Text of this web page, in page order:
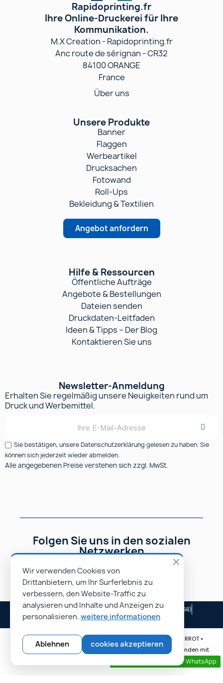
Rapidoprinting.fr
Ihre Online-Druckerei für Ihre
Kommunikation.
M.X Creation - Rapidoprinting.fr
Anc route de sérignan - CR32
84100 ORANGE
France
Über uns
Unsere Produkte
Banner
Flaggen
Werbeartikel
Drucksachen
Fotowand
Roll-Ups
Bekleidung & Textilien
Angebot anfordern
Hilfe & Ressourcen
Öffentliche Aufträge
Angebote & Bestellungen
Dateien senden
Druckdaten-Leitfaden
Ideen & Tipps – Der Blog
Kontaktieren Sie uns
Newsletter-Anmeldung
Erhalten Sie regelmäßig unsere Neuigkeiten rund um
Druck und Werbemittel.
Sie bestätigen, unsere Datenschutzerklärung gelesen zu haben. Sie
können sich jederzeit wieder abmelden.
Alle angegebenen Preise verstehen sich zzgl. MwSt.
Folgen Sie uns in den sozialen
Netzwerken
Impressum
Allgemeine Geschäftsbedingungen (AGB)
Unsere Partner
© Rapidoprinting.fr 2026 | Website erstellt von Monsieur PIERROT •
Spezialist für E-Commerce-Websites • Erreichen Sie mehr Kunden mit
Kontaktieren sie uns per WhatsApp
Wir verwenden Cookies von
Drittanbietern, um Ihr Surferlebnis zu
verbessern, den Website-Traffic zu
analysieren und Inhalte und Anzeigen zu
personalisieren. weitere informationen
cookies akzeptieren
Ablehnen